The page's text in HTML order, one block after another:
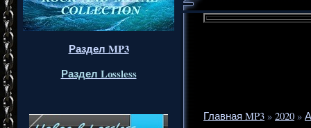
Раздел MP3
Раздел Lossless
Главная MP3 » 2020 »